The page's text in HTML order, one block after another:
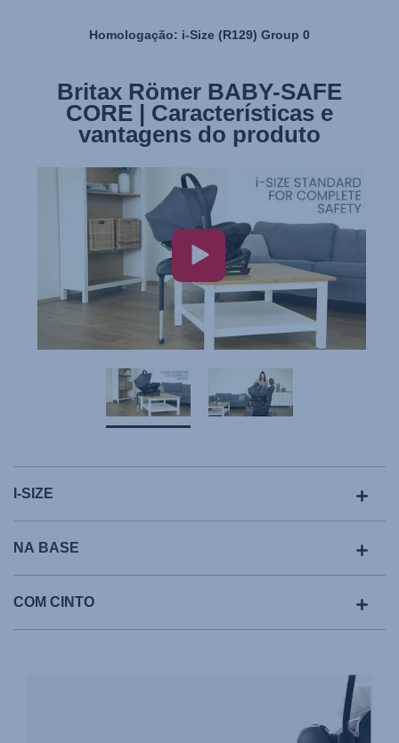
Homologação: i-Size (R129) Group 0
Britax Römer BABY-SAFE
CORE | Características e
vantagens do produto
Britax Römer BABY-SAFE
CORE | Instalação
I-SIZE
NA BASE
COM CINTO